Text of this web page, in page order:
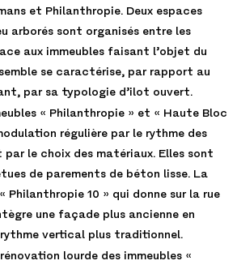
et Philanthropie. Deux espaces
arborés sont organisés entre les
aux immeubles faisant l’objet du
se caractérise, par rapport au
par sa typologie d’ilot ouvert.
« Philanthropie » et « Haute Bloc
régulière par le rythme des
le choix des matériaux. Elles sont
de parements de béton lisse. La
10 » qui donne sur la rue
une façade plus ancienne en
vertical plus traditionnel.
lourde des immeubles «